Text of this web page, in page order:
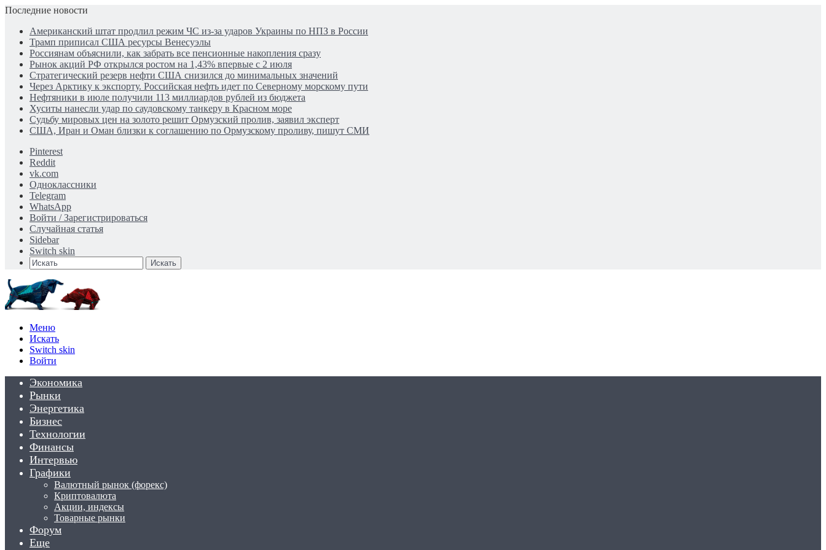
Последние новости
Американский штат продлил режим ЧС из-за ударов Украины по НПЗ в России
Трамп приписал США ресурсы Венесуэлы
Россиянам объяснили, как забрать все пенсионные накопления сразу
Рынок акций РФ открылся ростом на 1,43% впервые с 2 июля
Стратегический резерв нефти США снизился до минимальных значений
Через Арктику к экспорту. Российская нефть идет по Северному морскому пути
Нефтяники в июле получили 113 миллиардов рублей из бюджета
Хуситы нанесли удар по саудовскому танкеру в Красном море
Судьбу мировых цен на золото решит Ормузский пролив, заявил эксперт
США, Иран и Оман близки к соглашению по Ормузскому проливу, пишут СМИ
Pinterest
Reddit
vk.com
Одноклассники
Telegram
WhatsApp
Войти / Зарегистрироваться
Случайная статья
Sidebar
Switch skin
Искать
Меню
Искать
Switch skin
Войти
Экономика
Рынки
Энергетика
Бизнес
Технологии
Финансы
Интервью
Графики
Валютный рынок (форекс)
Криптовалюта
Акции, индексы
Товарные рынки
Форум
Еще